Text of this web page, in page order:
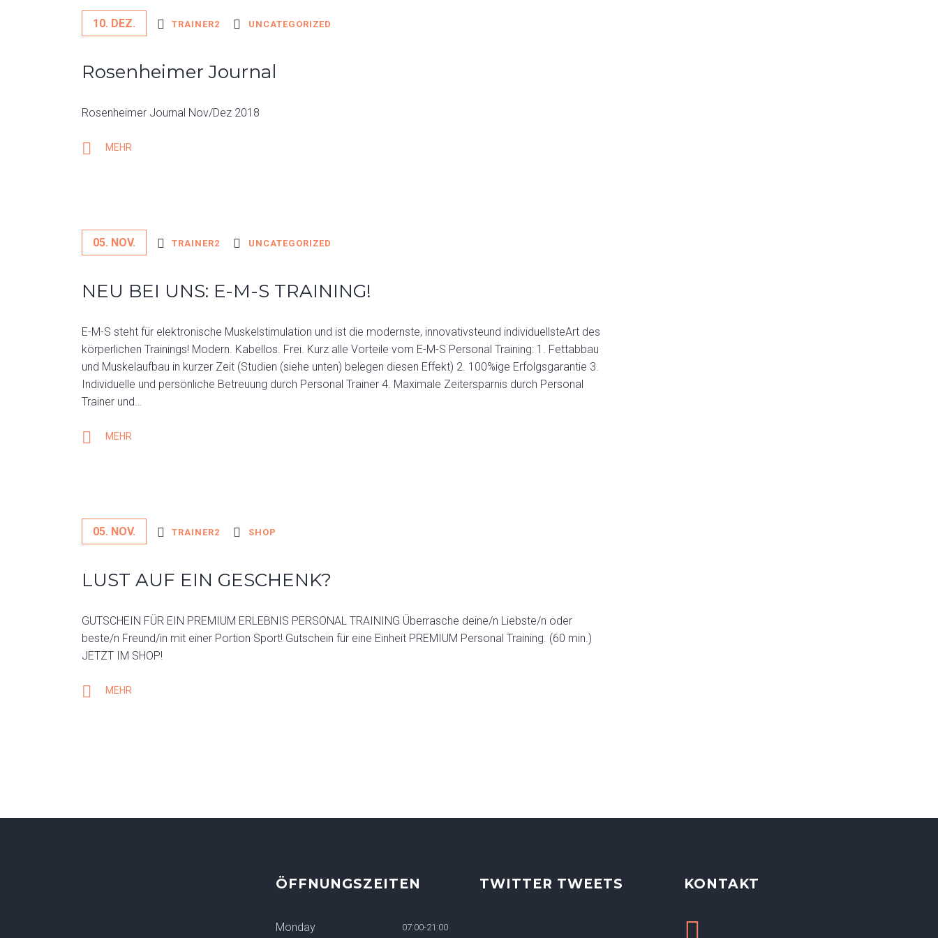
10. DEZ. TRAINER2 UNCATEGORIZED
Rosenheimer Journal
Rosenheimer Journal Nov/Dez 2018
MEHR
05. NOV. TRAINER2 UNCATEGORIZED
NEU BEI UNS: E-M-S TRAINING!
E-M-S steht für elektronische Muskelstimulation und ist die modernste, innovativsteund individuellsteArt des
körperlichen Trainings! Modern. Kabellos. Frei. Kurz alle Vorteile vom E-M-S Personal Training: 1. Fettabbau
und Muskelaufbau in kurzer Zeit (Studien (siehe unten) belegen diesen Effekt) 2. 100%ige Erfolgsgarantie 3.
Individuelle und persönliche Betreuung durch Personal Trainer 4. Maximale Zeitersparnis durch Personal
Trainer und…
MEHR
05. NOV. TRAINER2 SHOP
LUST AUF EIN GESCHENK?
GUTSCHEIN FÜR EIN PREMIUM ERLEBNIS PERSONAL TRAINING Überrasche deine/n Liebste/n oder
beste/n Freund/in mit einer Portion Sport! Gutschein für eine Einheit PREMIUM Personal Training. (60 min.)
JETZT IM SHOP!
MEHR
ÖFFNUNGSZEITEN
Monday 07:00-21:00
TWITTER TWEETS KONTAKT